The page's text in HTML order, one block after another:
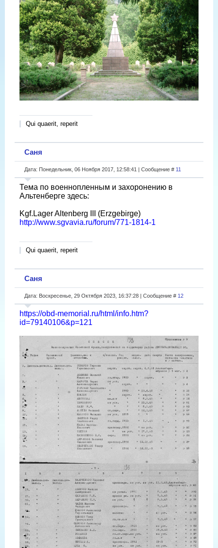
Qui quaerit, reperit
Саня
Дата: Понедельник, 06 Ноября 2017, 12:58:41 | Сообщение # 11
Тема по военнопленным и захоронению в
Альтенберге здесь:
Kgf.Lager Altenberg III (Erzgebirge)
http://www.sgvavia.ru/forum/771-1814-1
Qui quaerit, reperit
Саня
Дата: Воскресенье, 29 Октября 2023, 16:37:28 | Сообщение # 12
https://obd-memorial.ru/html/info.htm?
id=79140106&p=121